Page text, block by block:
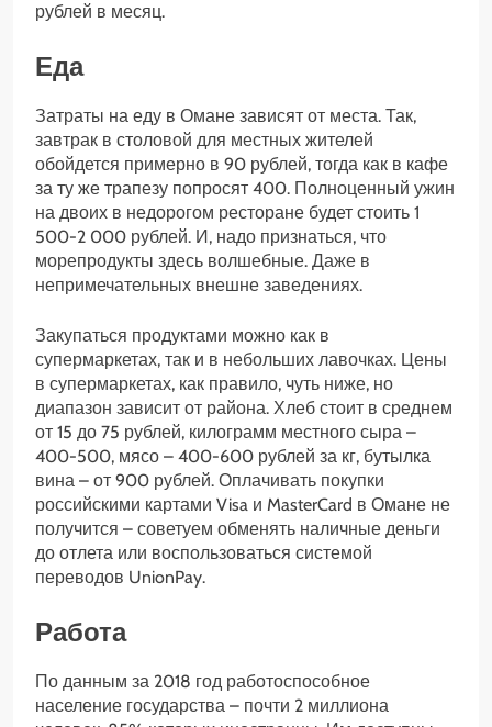
рублей в месяц.
Еда
Затраты на еду в Омане зависят от места. Так,
завтрак в столовой для местных жителей
обойдется примерно в 90 рублей, тогда как в кафе
за ту же трапезу попросят 400. Полноценный ужин
на двоих в недорогом ресторане будет стоить 1
500-2 000 рублей. И, надо признаться, что
морепродукты здесь волшебные. Даже в
непримечательных внешне заведениях.
Закупаться продуктами можно как в
супермаркетах, так и в небольших лавочках. Цены
в супермаркетах, как правило, чуть ниже, но
диапазон зависит от района. Хлеб стоит в среднем
от 15 до 75 рублей, килограмм местного сыра –
400-500, мясо – 400-600 рублей за кг, бутылка
вина – от 900 рублей. Оплачивать покупки
российскими картами Visa и MasterCard в Омане не
получится – советуем обменять наличные деньги
до отлета или воспользоваться системой
переводов UnionPay.
Работа
По данным за 2018 год работоспособное
население государства – почти 2 миллиона